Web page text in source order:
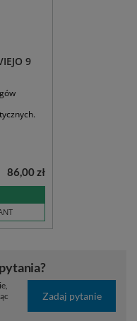
9
86,00 zł
Zadaj pytanie